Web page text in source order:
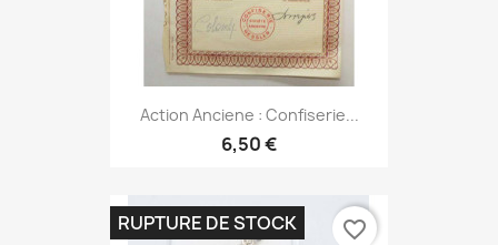
Action Anciene : Confiserie...
6,50 €
RUPTURE DE STOCK favorite_border